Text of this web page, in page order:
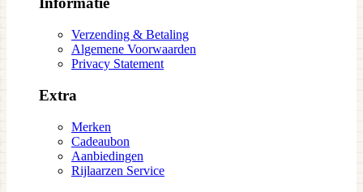
Verzending & Betaling
Algemene Voorwaarden
Privacy Statement
Extra
Merken
Cadeaubon
Aanbiedingen
Rijlaarzen Service